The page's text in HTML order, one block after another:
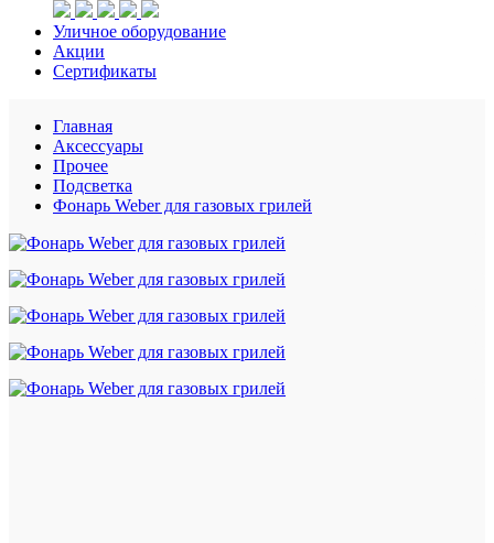
Уличное оборудование
Акции
Сертификаты
Главная
Аксессуары
Прочее
Подсветка
Фонарь Weber для газовых грилей